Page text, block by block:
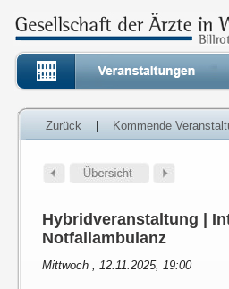
Zurück Kommende
Hybridveranstaltung |
Notfallambulanz
Mittwoch , 12.11.2025, 19:00